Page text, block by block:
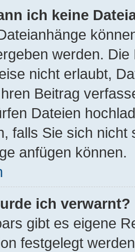
ich keine
werden.
nicht erlaubt,
Beitrag
Dateien
falls Sie sich
anfügen können.
ich verwarnt?
gibt es eigene
festgelegt